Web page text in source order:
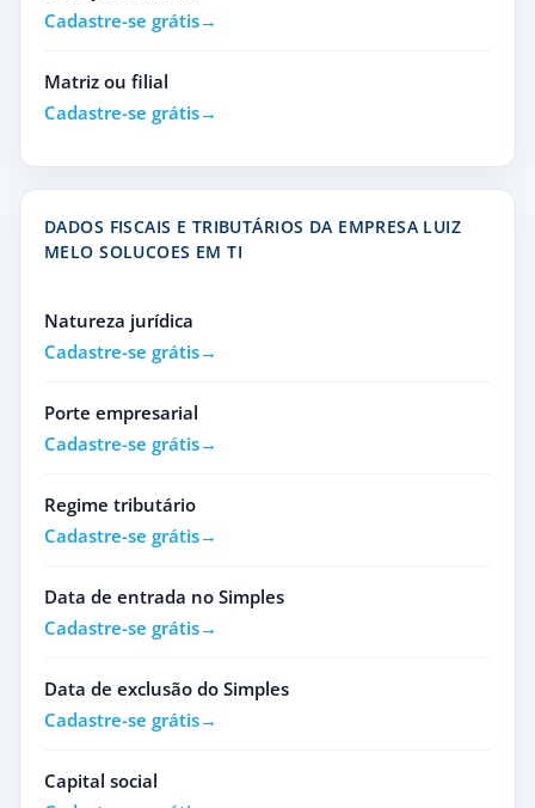
Cadastre-se grátis
Matriz ou filial
Cadastre-se grátis
DADOS FISCAIS E TRIBUTÁRIOS DA EMPRESA LUIZ
MELO SOLUCOES EM TI
Natureza jurídica
Cadastre-se grátis
Porte empresarial
Cadastre-se grátis
Regime tributário
Cadastre-se grátis
Data de entrada no Simples
Cadastre-se grátis
Data de exclusão do Simples
Cadastre-se grátis
Capital social